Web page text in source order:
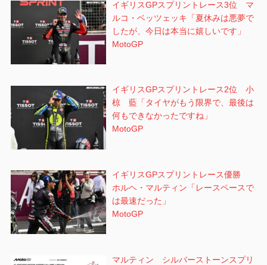
イギリスGPスプリントレース3位 マ
ルコ・ベッツェッキ「夏休みは悪夢で
したが、今日は本当に嬉しいです」
MotoGP
イギリスGPスプリントレース2位 小
椋 藍「タイヤがもう限界で、最後は
何もできなかったですね」
MotoGP
イギリスGPスプリントレース優勝
ホルヘ・マルティン「レースペースで
は最速だった」
MotoGP
マルティン シルバーストーンスプリ